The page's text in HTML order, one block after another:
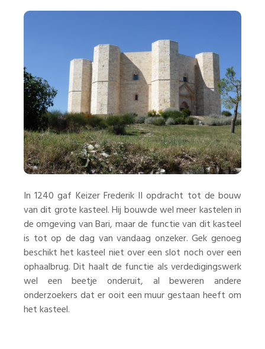
In 1240 gaf Keizer Frederik II opdracht tot de bouw
van dit grote kasteel. Hij bouwde wel meer kastelen in
de omgeving van Bari, maar de functie van dit kasteel
is tot op de dag van vandaag onzeker. Gek genoeg
beschikt het kasteel niet over een slot noch over een
ophaalbrug. Dit haalt de functie als verdedigingswerk
wel een beetje onderuit, al beweren andere
onderzoekers dat er ooit een muur gestaan heeft om
het kasteel.